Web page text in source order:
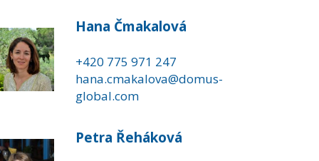
Hana Čmakalová
+420 775 971 247
hana.cmakalova@domus-
global.com
Petra Řeháková